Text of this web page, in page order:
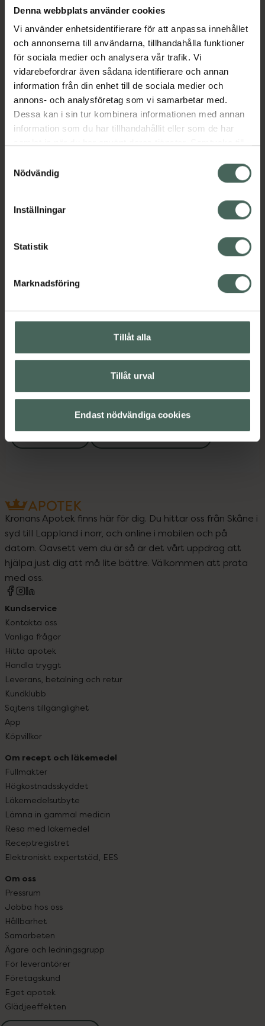
Denna webbplats använder cookies
Vi använder enhetsidentifierare för att anpassa innehållet
och annonserna till användarna, tillhandahålla funktioner
för sociala medier och analysera vår trafik. Vi
vidarebefordrar även sådana identifierare och annan
information från din enhet till de sociala medier och
annons- och analysföretag som vi samarbetar med.
Dessa kan i sin tur kombinera informationen med annan
information som du har tillhandahållit eller som de har
återkalla ditt samtycke via webbplatsens
cookieinställningar. Ett återkallat samtycke påverkar inte
lagligheten av behandling som skett innan återkallelsen.
Nödvändig
Inställningar
Statistik
Marknadsföring
Tillåt alla
Tillåt urval
Endast nödvändiga cookies
En formula som innehåller pärlemorskimrande
partiklar, för vackert glow med direkt synbar
effekt. /Jobbar för en felfri hud [inspirerad av
laser + peeling]: Utjämnande aktiva
ingredienser [C-vitamin + glabridin +
algextrakt] kombinerade med en förnyande
aktiv ingrediens tar fram en perfekt, jämn
hudton. Kontrollerad genom dermatologiska
tester.
EAN:03540550010403
Ansiktskräm
Upptäck flera produkter inom
Ansiktskräm
Ansiktsvård
French Beauty
Kronans Apotek finns här för dig. Du hittar oss från Skåne i
syd till Lappland i norr, och online i mobilen och på
datorn. Oavsett vem du är så är det vårt uppdrag att
hjälpa just dig att må lite bättre. Välkommen att prata
med oss.
Kundservice
Kontakta oss
Vanliga frågor
Hitta apotek
Handla tryggt
Leverans, betalning och retur
Kundklubb
Sajtens tillgänglighet
App
Köpvillkor
Om recept och läkemedel
Fullmakter
Högkostnadsskyddet
Läkemedelsutbyte
Lämna in gammal medicin
Resa med läkemedel
Receptregistret
Elektroniskt expertstöd, EES
Om oss
Pressrum
Jobba hos oss
Hållbarhet
Samarbeten
Ägare och ledningsgrupp
För leverantörer
Företagskund
Eget apotek
Glädjeeffekten